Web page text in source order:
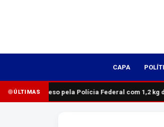
CAPA
ÚLTIMAS
Homem é preso pela Polícia Federal com 1,2 kg